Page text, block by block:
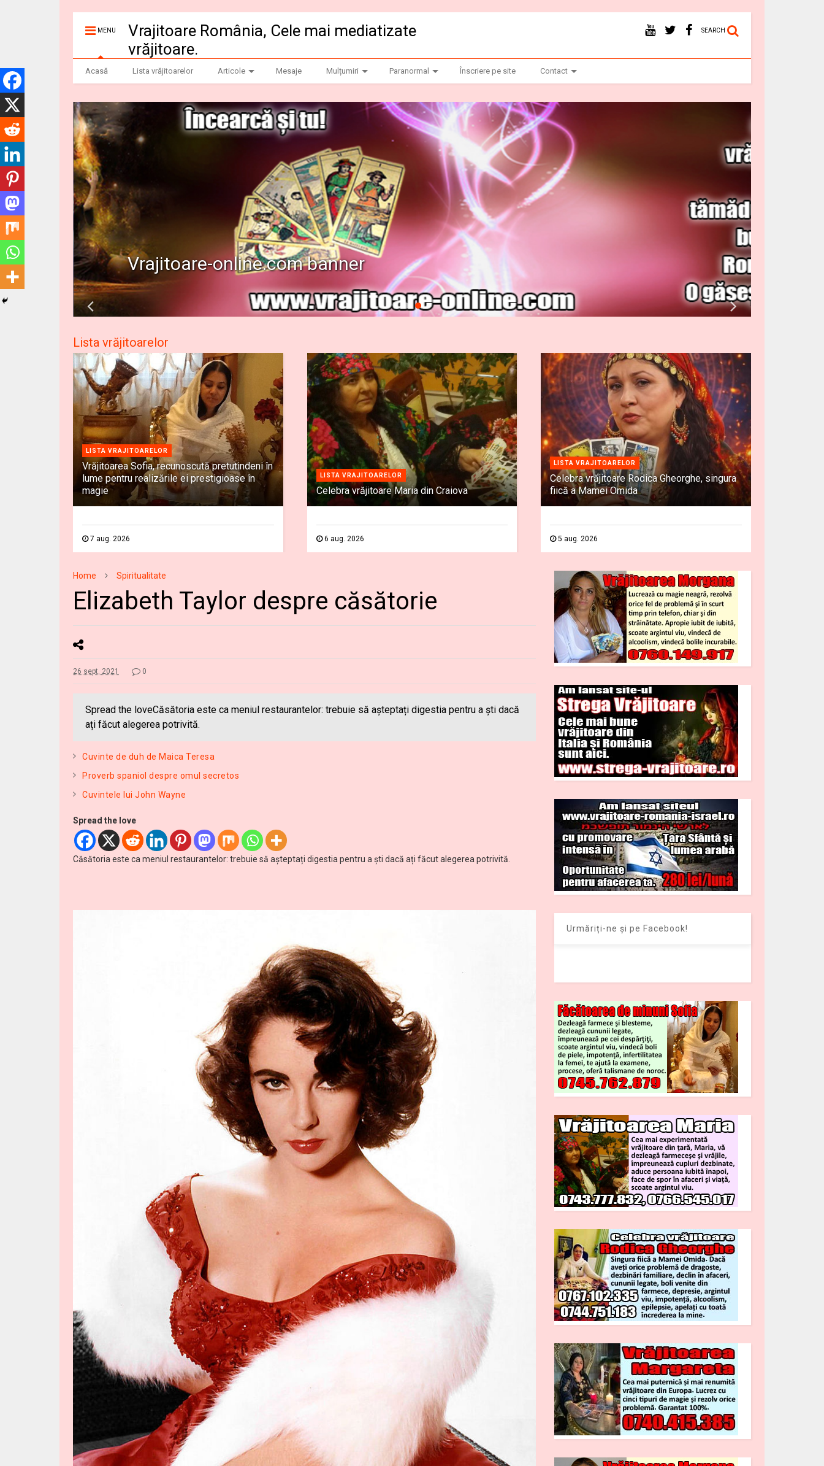
MENU
Vrajitoare România, Cele mai mediatizate
vrăjitoare.
SEARCH
Acasă Lista vrăjitoarelor Articole Mesaje Mulțumiri Paranormal Înscriere pe site Contact
Vrajitoare-online.com banner
Lista vrăjitoarelor
LISTA VRAJITOARELOR
Vrăjitoarea Sofia, recunoscută pretutindeni în
lume pentru realizările ei prestigioase în
magie
7 aug. 2026
LISTA VRAJITOARELOR
Celebra vrăjitoare Maria din Craiova
6 aug. 2026
LISTA VRAJITOARELOR
Celebra vrăjitoare Rodica Gheorghe, singura
fiică a Mamei Omida
5 aug. 2026
Home Spiritualitate
Elizabeth Taylor despre căsătorie
26 sept. 2021 0
Spread the loveCăsătoria este ca meniul restaurantelor: trebuie să așteptați digestia pentru a ști dacă
ați făcut alegerea potrivită.
Cuvinte de duh de Maica Teresa
Proverb spaniol despre omul secretos
Cuvintele lui John Wayne
Spread the love
Căsătoria este ca meniul restaurantelor: trebuie să așteptați digestia pentru a ști dacă ați făcut alegerea potrivită.
Urmăriți-ne și pe Facebook!